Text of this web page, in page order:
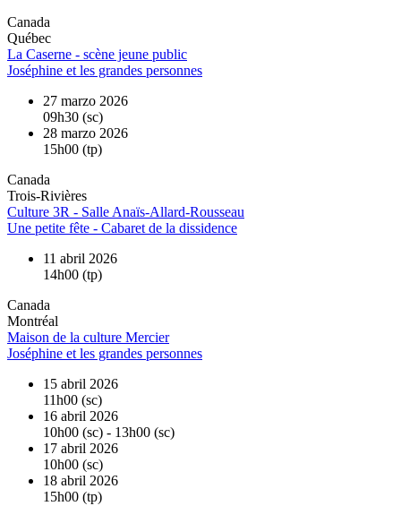
Canada
Québec
La Caserne - scène jeune public
Joséphine et les grandes personnes
27 marzo 2026
09h30 (sc)
28 marzo 2026
15h00 (tp)
Canada
Trois-Rivières
Culture 3R - Salle Anaïs-Allard-Rousseau
Une petite fête - Cabaret de la dissidence
11 abril 2026
14h00 (tp)
Canada
Montréal
Maison de la culture Mercier
Joséphine et les grandes personnes
15 abril 2026
11h00 (sc)
16 abril 2026
10h00 (sc) - 13h00 (sc)
17 abril 2026
10h00 (sc)
18 abril 2026
15h00 (tp)